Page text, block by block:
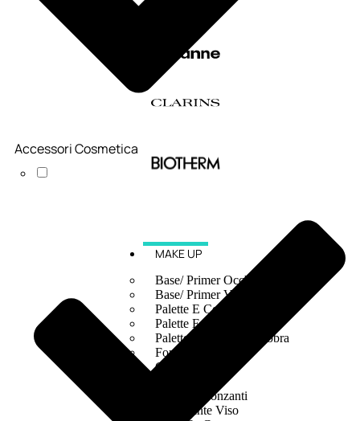
MAKE UP
Base/ Primer Occhi
Base/ Primer Viso
Palette E Cofanetti Occhi
Palette E Cofanetti Viso
Palette E Cofanetti Labbra
Fondotinta
Cipria
Terre Abbronzanti
Illuminante Viso
Accessori Cosmetica